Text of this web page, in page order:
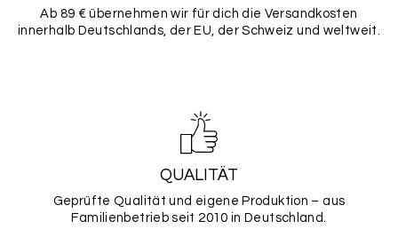
Ab 89 € übernehmen wir für dich die Versandkosten
innerhalb Deutschlands, der EU, der Schweiz und weltweit.
QUALITÄT
Geprüfte Qualität und eigene Produktion – aus
Familienbetrieb seit 2010 in Deutschland.